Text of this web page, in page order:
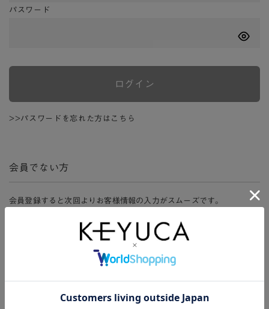
パスワード
ログイン
>>パスワードを忘れた方はこちら
会員でない方
会員登録すると次回よりお客様情報の入力がスムーズです。
ージ、購入履歴をご利用いただけます。